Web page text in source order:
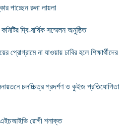
পাচ্ছেন রুনা লায়লা
দ্বি-বার্ষিক সম্মেলন অনুষ্ঠিত
প্রোগ্রামে না যাওয়ায় ঢাবির হলে শিক্ষার্থীদের
চলচ্চিত্র প্রদর্শণ ও কুইজ প্রতিযোগিতা
রোগী শনাক্ত